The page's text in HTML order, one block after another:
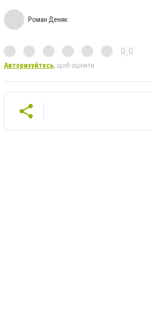
Роман Деняк
0,0
Авторизуйтесь, щоб оцінити